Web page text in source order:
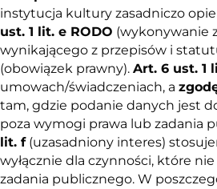
instytucja kultury zasadniczo
ust. 1 lit. e RODO (wykonywanie
wynikającego z przepisów i
(obowiązek prawny). Art. 6 ust. 1
umowach/świadczeniach, a
tam, gdzie podanie danych jest
poza wymogi prawa lub zadania
lit. f(uzasadniony interes)
wyłącznie dla czynności, które
zadania publicznego. W